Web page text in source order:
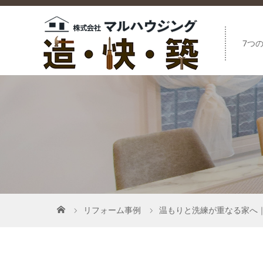
7つ
リフォーム事例 温もりと洗練が重なる家へ